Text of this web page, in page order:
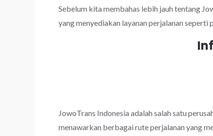
Sebelum kita membahas lebih jauh tentang
yang menyediakan layanan perjalanan
JowoTrans Indonesia adalah salah satu
menawarkan berbagai rute perjalanan yang